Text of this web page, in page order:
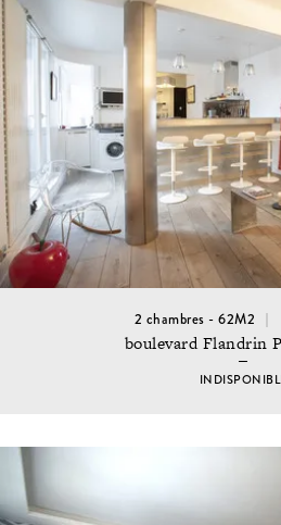
2 chambres - 62M2
boulevard Flandrin